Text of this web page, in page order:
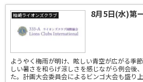
柏崎ライオンズクラブ 8月5日(水)第
ようやく梅雨が明け、眩しい青空が広がる季
しい暑さを和らげ涼しさを感じながら例会後
た。計画大会委員会によるビンゴ大会も盛り